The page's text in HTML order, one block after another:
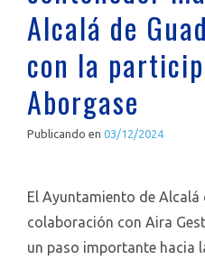
Alcalá de
con la
Aborgase
Publicando en 03/12/2024
El Ayuntamiento de Alcalá
colaboración con Aira
un paso importante hacia